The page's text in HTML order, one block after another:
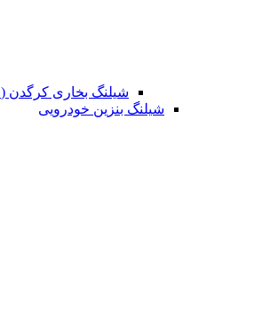
شیلنگ بخاری کرگدن (CCC)
شیلنگ بنزین خودرویی